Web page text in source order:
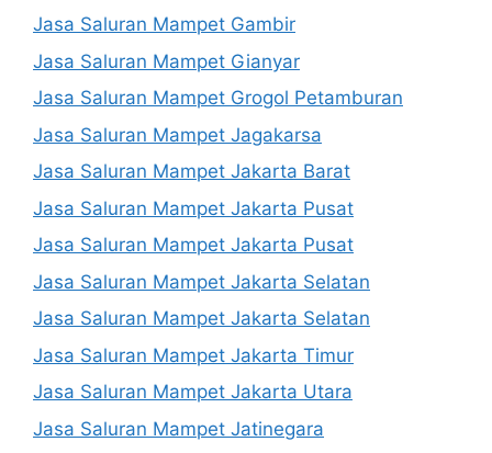
Jasa Saluran Mampet Gambir
Jasa Saluran Mampet Gianyar
Jasa Saluran Mampet Grogol Petamburan
Jasa Saluran Mampet Jagakarsa
Jasa Saluran Mampet Jakarta Barat
Jasa Saluran Mampet Jakarta Pusat
Jasa Saluran Mampet Jakarta Pusat
Jasa Saluran Mampet Jakarta Selatan
Jasa Saluran Mampet Jakarta Selatan
Jasa Saluran Mampet Jakarta Timur
Jasa Saluran Mampet Jakarta Utara
Jasa Saluran Mampet Jatinegara